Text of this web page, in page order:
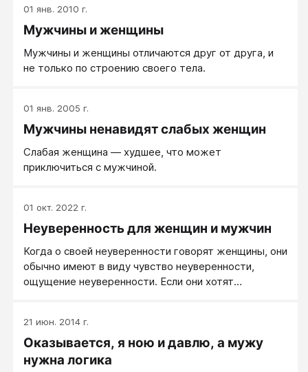
скрытые ходы, использование чувств, обращение к
чувствам, использование отношений. Чаще вторая
01 янв. 2010 г.
Мужчины и женщины
Мужчины и женщины отличаются друг от друга, и
не только по строению своего тела.
01 янв. 2005 г.
Мужчины ненавидят слабых женщин
Слабая женщина — худшее, что может
приключиться с мужчиной.
01 окт. 2022 г.
Неуверенность для женщин и мужчин
Когда о своей неуверенности говорят женщины, они
обычно имеют в виду чувство неуверенности,
ощущение неуверенности. Если они хотят
публикой, уверенно держаться - вроде бы о
поведении. При более внимательных расспросах
почти всегда оказывается, что на самом деле
21 июн. 2014 г.
Оказывается, я ною и давлю, а мужу
нужна логика